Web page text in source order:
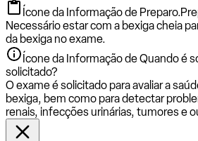
Ícone da Informação de Preparo.
Necessário estar com a bexiga cheia
da bexiga no exame.
Ícone da Informação de Quando é
solicitado?
O exame é solicitado para avaliar a
bexiga, bem como para detectar
renais, infecções urinárias, tumores e